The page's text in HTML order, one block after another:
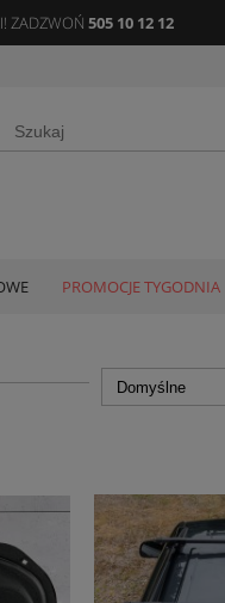
ZADZWOŃ 505 10 12 12
PROMOCJE TYGODNIA